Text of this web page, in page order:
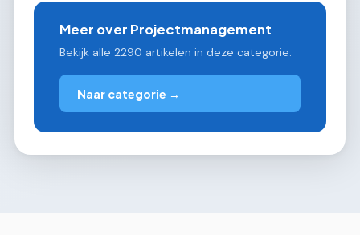
Meer over Projectmanagement
Bekijk alle 2290 artikelen in deze categorie.
Naar categorie →